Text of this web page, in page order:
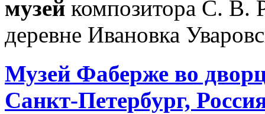
музей композитора С. В.
деревне Ивановка
Музей Фаберже во
Санкт-Петербург,